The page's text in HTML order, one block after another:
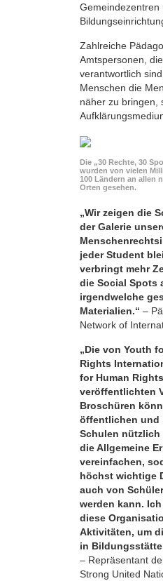
Gemeindezentren
Zahlreiche
Amtspersonen,
verantwortlich
Menschen die
näher zu bringen,
Die „30 Rechte, 30
wurden von vielen
100 Ländern an allen
Orten gesehen.
„Wir zeigen die
der Galerie
jeder Student
verbringt mehr
die Social Spots
irgendwelche
Materialien.“ –
Network of
„Die von Youth
Rights
for Human Rights
veröffentlichten
Broschüren
öffentlichen und
Schulen nützlich
die Allgemeine
vereinfachen,
höchst wichtige
auch von
werden kann.
diese
Aktivitäten, um
in
– Repräsentant
Strong United